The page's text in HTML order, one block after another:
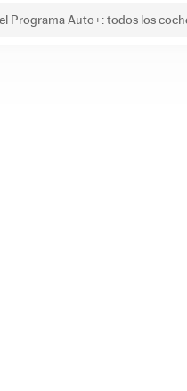
Programa Auto+: todos los